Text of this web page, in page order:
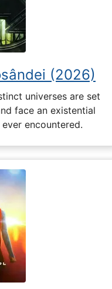
(2026)
universes are set
face an existential
encountered.